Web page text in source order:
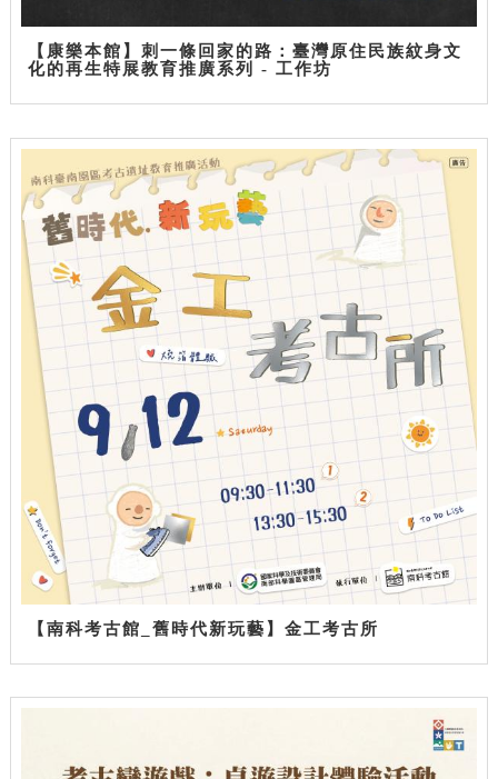
【康樂本館】刺一條回家的路：臺灣原住民族紋身文
化的再生特展教育推廣系列 - 工作坊
【南科考古館_舊時代新玩藝】金工考古所